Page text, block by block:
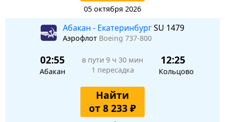
05 октября 2026
Абакан - ЕкатеринбургSU 1479
Аэрофлот Boeing 737-800
02:55
Абакан
в пути 9 ч 30 мин
1 пересадка
12:25
Кольцово
Найти
от 8 233 ₽